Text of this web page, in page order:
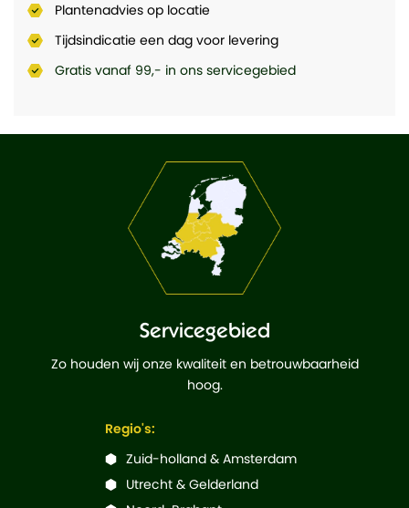
Plantenadvies op locatie
Tijdsindicatie een dag voor levering
Gratis vanaf 99,- in ons servicegebied
Servicegebied
Zo houden wij onze kwaliteit en betrouwbaarheid
hoog.
Regio's:
Zuid-holland & Amsterdam
Utrecht & Gelderland